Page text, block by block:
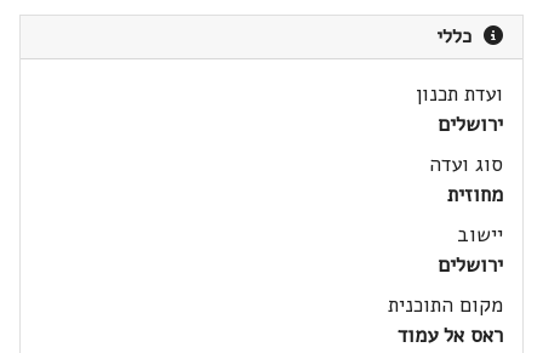
כללי
ועדת תכנון
ירושלים
סוג ועדה
מחוזית
יישוב
ירושלים
מקום התוכנית
ראס אל עמוד